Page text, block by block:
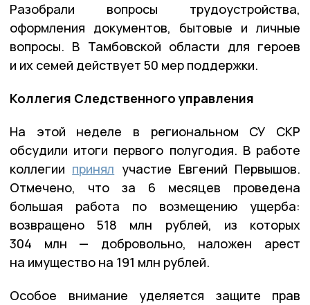
Разобрали вопросы трудоустройства,
оформления документов, бытовые и личные
вопросы. В Тамбовской области для героев
и их семей действует 50 мер поддержки.
Коллегия Следственного управления
На этой неделе в региональном СУ СКР
обсудили итоги первого полугодия. В работе
коллегии принял участие Евгений Первышов.
Отмечено, что за 6 месяцев проведена
большая работа по возмещению ущерба:
возвращено 518 млн рублей, из которых
304 млн — добровольно, наложен арест
на имущество на 191 млн рублей.
Особое внимание уделяется защите прав